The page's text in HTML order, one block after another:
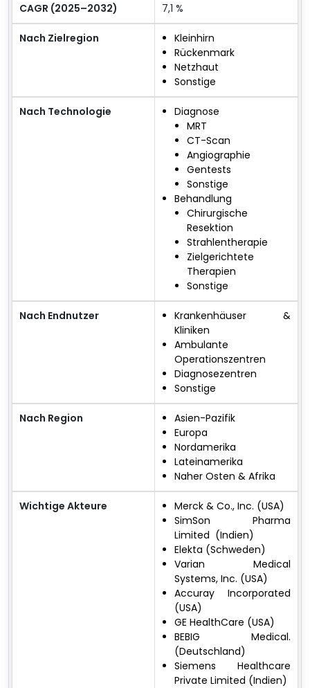
CAGR (2025–2032) 7,1 %
Nach Zielregion
Kleinhirn
Rückenmark
Netzhaut
Sonstige
Nach Technologie
Diagnose
MRT
CT-Scan
Angiographie
Gentests
Sonstige
Behandlung
Chirurgische
Resektion
Strahlentherapie
Zielgerichtete
Therapien
Sonstige
Nach Endnutzer
Krankenhäuser &
Kliniken
Ambulante
Operationszentren
Diagnosezentren
Sonstige
Nach Region
Asien-Pazifik
Europa
Nordamerika
Lateinamerika
Naher Osten & Afrika
Wichtige Akteure
Merck & Co., Inc. (USA)
SimSon Pharma
Limited (Indien)
Elekta (Schweden)
Varian Medical
Systems, Inc. (USA)
Accuray Incorporated
(USA)
GE HealthCare (USA)
BEBIG Medical.
(Deutschland)
Siemens Healthcare
Private Limited (Indien)